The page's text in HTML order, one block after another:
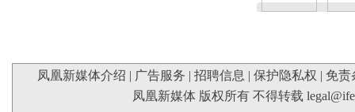
凤凰新媒体介绍 | 广告服务 | 招聘信息 | 保护隐私权 | 免责
凤凰新媒体 版权所有 不得转载